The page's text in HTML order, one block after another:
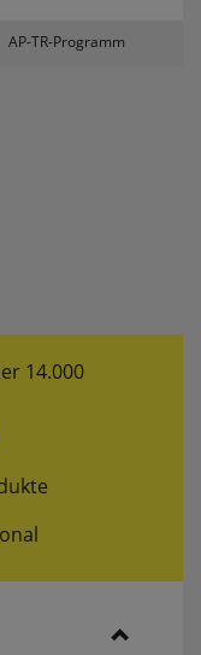
AP-TR-Programm
14.000